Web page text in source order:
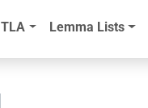
TLA Lemma Lists